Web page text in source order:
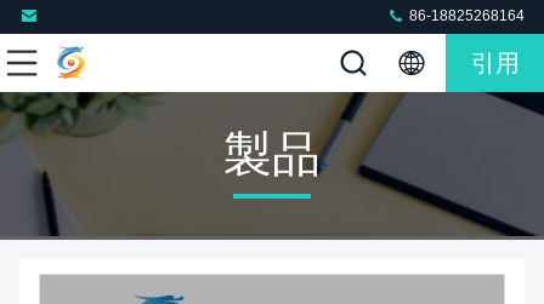
86-18825268164
引用
製品